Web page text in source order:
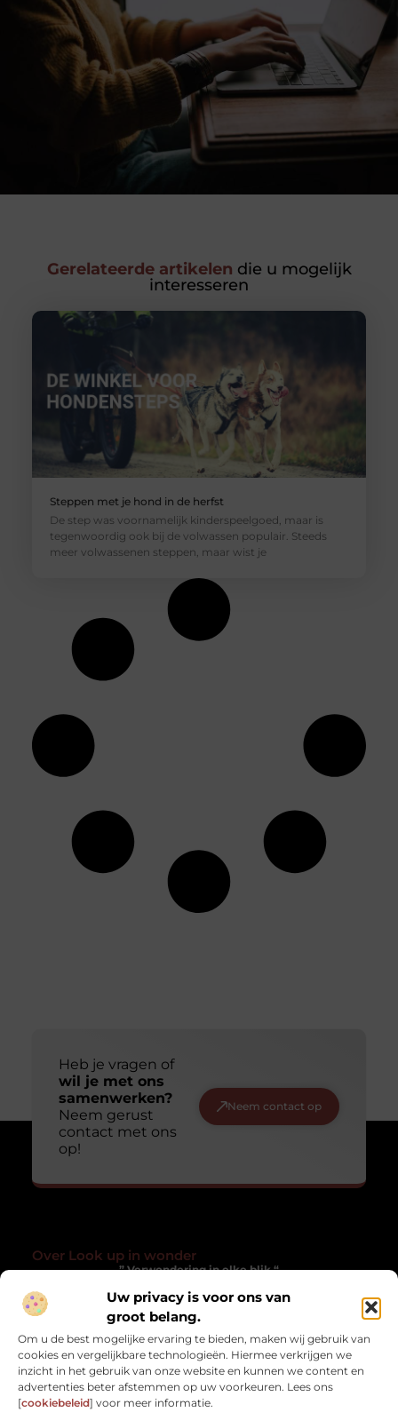
Uw privacy is voor ons van
groot belang.
Om u de best mogelijke ervaring te bieden, maken wij gebruik van
cookies en vergelijkbare technologieën. Hiermee verkrijgen we
inzicht in het gebruik van onze website en kunnen we content en
advertenties beter afstemmen op uw voorkeuren. Lees ons
[cookiebeleid] voor meer informatie.
Gerelateerde artikelen die u mogelijk
interesseren
Steppen met je hond in de herfst
De step was voornamelijk kinderspeelgoed, maar is
tegenwoordig ook bij de volwassen populair. Steeds
meer volwassenen steppen, maar wist je
Heb je vragen of
wil je met ons
samenwerken?
Neem gerust
contact met ons
op!
Neem contact op
Over Look up in wonder
” Verwondering in elke blik “
Lookupinwonder.nl laat je anders kijken naar het gewone. Een
verzameling blogs die inspireren, verwonderen en het
Onze informatie
Bericht categorie